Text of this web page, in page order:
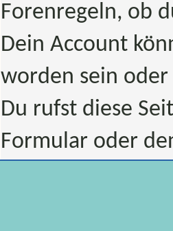
Forenregeln, ob
Dein Account
worden sein
Du rufst diese
Formular oder